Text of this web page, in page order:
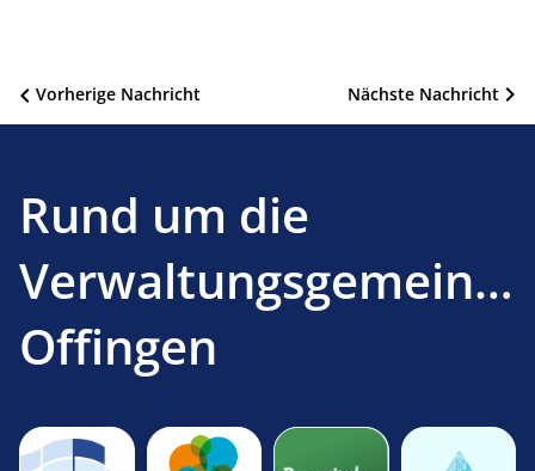
Beitragsnavigation Nächste Nachricht
Vorherige Nachricht
Rund um die
Offingen